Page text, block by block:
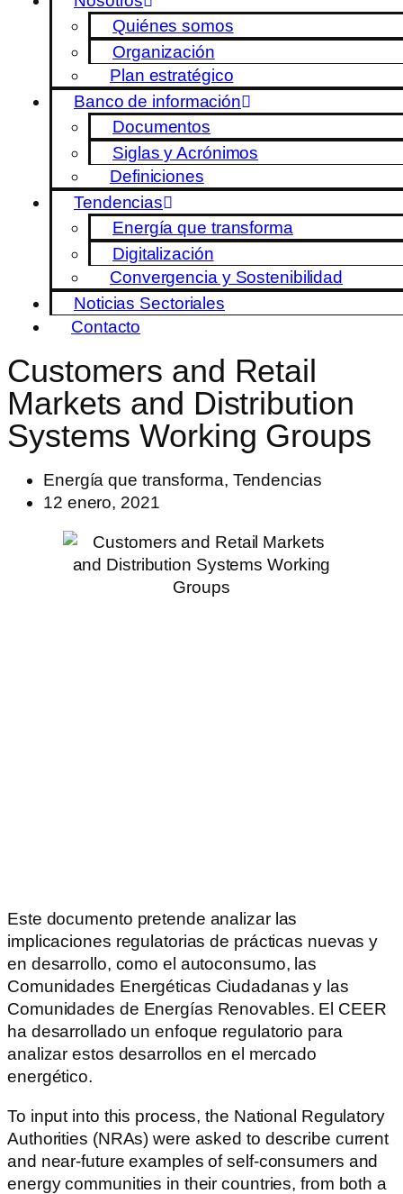
Quiénes somos
Organización
Plan estratégico
Banco de información
Documentos
Siglas y Acrónimos
Definiciones
Tendencias
Energía que transforma
Digitalización
Convergencia y Sostenibilidad
Noticias Sectoriales
Contacto
Customers and Retail
Markets and Distribution
Systems Working Groups
Energía que transforma, Tendencias
12 enero, 2021
Este documento pretende analizar las
implicaciones regulatorias de prácticas nuevas y
en desarrollo, como el autoconsumo, las
Comunidades Energéticas Ciudadanas y las
Comunidades de Energías Renovables. El CEER
ha desarrollado un enfoque regulatorio para
analizar estos desarrollos en el mercado
energético.
To input into this process, the National Regulatory
Authorities (NRAs) were asked to describe current
and near-future examples of self-consumers and
energy communities in their countries, from both a